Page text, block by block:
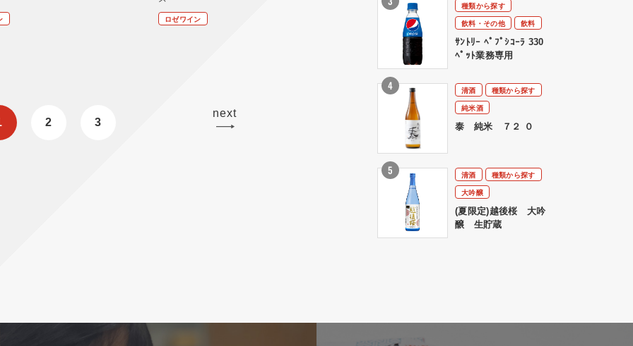
ロゼワイン
2 3
next
種類から探す
飲料・その他
飲料
ｻﾝﾄﾘｰ ﾍﾟﾌﾟｼｺｰﾗ 330
ﾍﾟｯﾄ業務専用
清酒
種類から探す
純米酒
泰 純米 ７２ ０
清酒
種類から探す
大吟醸
(夏限定)越後桜 大吟
醸 生貯蔵